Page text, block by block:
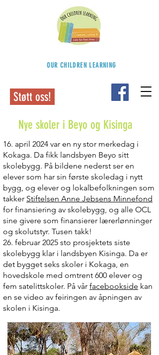
Støtt oss!
OUR CHILDREN LEARNING
Nye skoler i Beyo og Kisinga
16. april 2024 var en ny stor merkedag i
Kokaga. Da fikk landsbyen Beyo sitt
skolebygg. På bildene nederst ser en
elever som har sin første skoledag i nytt
bygg, og elever og lokalbefolkningen som
takker Stiftelsen Anne Jebsens Minnefond
for finansiering av skolebygg, og alle OCL
sine givere som finansierer lærerlønninger
og skolutstyr. Tusen takk!
26. februar 2025 sto prosjektets siste
skolebygg klar i landsbyen Kisinga. Da er
det bygget seks skoler i Kokaga, en
hovedskole med omtrent 600 elever og
fem satelittskoler. På vår facebookside kan
en se video av feiringen av åpningen av
skolen i Kisinga.